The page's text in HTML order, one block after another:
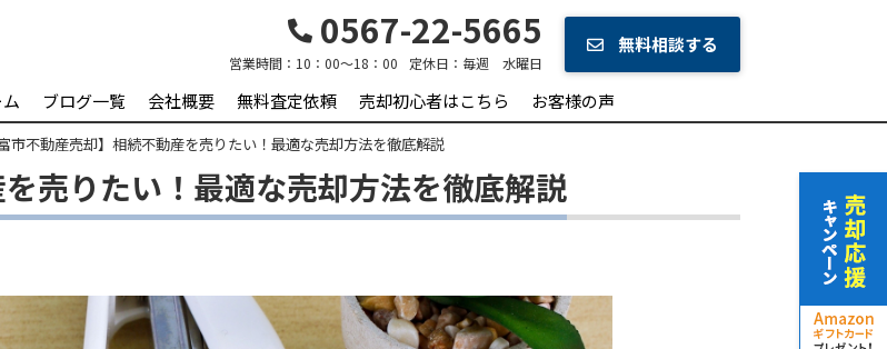
0567-22-5665
営業時間： 10：00～18：00 定休日： 毎週 水曜日
無料相談する
ブログ一覧 会社概要 無料査定依頼 売却初心者はこちら お客様の声
富市不動産売却】相続不動産を売りたい！最適な売却方法を徹底解説
売りたい！最適な売却方法を徹底解説